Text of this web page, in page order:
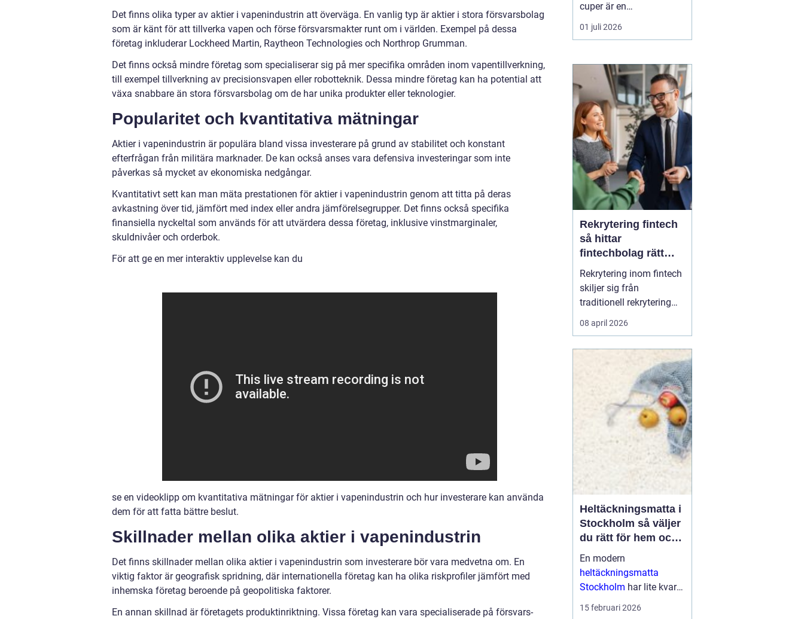
Det finns olika typer av aktier i vapenindustrin att överväga. En vanlig typ är aktier i stora försvarsbolag
som är känt för att tillverka vapen och förse försvarsmakter runt om i världen. Exempel på dessa
företag inkluderar Lockheed Martin, Raytheon Technologies och Northrop Grumman.
Det finns också mindre företag som specialiserar sig på mer specifika områden inom vapentillverkning,
till exempel tillverkning av precisionsvapen eller robotteknik. Dessa mindre företag kan ha potential att
växa snabbare än stora försvarsbolag om de har unika produkter eller teknologier.
Popularitet och kvantitativa mätningar
Aktier i vapenindustrin är populära bland vissa investerare på grund av stabilitet och konstant
efterfrågan från militära marknader. De kan också anses vara defensiva investeringar som inte
påverkas så mycket av ekonomiska nedgångar.
Kvantitativt sett kan man mäta prestationen för aktier i vapenindustrin genom att titta på deras
avkastning över tid, jämfört med index eller andra jämförelsegrupper. Det finns också specifika
finansiella nyckeltal som används för att utvärdera dessa företag, inklusive vinstmarginaler,
skuldnivåer och orderbok.
För att ge en mer interaktiv upplevelse kan du
se en videoklipp om kvantitativa mätningar för aktier i vapenindustrin och hur investerare kan använda
dem för att fatta bättre beslut.
Skillnader mellan olika aktier i vapenindustrin
Det finns skillnader mellan olika aktier i vapenindustrin som investerare bör vara medvetna om. En
viktig faktor är geografisk spridning, där internationella företag kan ha olika riskprofiler jämfört med
inhemska företag beroende på geopolitiska faktorer.
En annan skillnad är företagets produktinriktning. Vissa företag kan vara specialiserade på försvars-
cuper är en
återkommande
utmaning för många
Samtidigt kan en
genomtänkt
Klassförsäljningbli
mycket mer än bara ett
sätt att fylla kassan.
De...
01 juli 2026
Rekrytering fintech
så hittar
fintechbolag rätt
ledare och
specialister
Rekrytering inom fintech
skiljer sig från
traditionell rekrytering
inom bank, finans eller
renodlad tech.
miljö där teknik, affär
och reglering möts och
ofta krockar.
Tillväxttakten är hög,
regelverken skärps och
konkurrens...
08 april 2026
Heltäckningsmatta i
Stockholm så väljer
du rätt för hem och
kontor
En modern
heltäckningsmatta
Stockholm har lite kvar
gemensamt med de
15 februari 2026